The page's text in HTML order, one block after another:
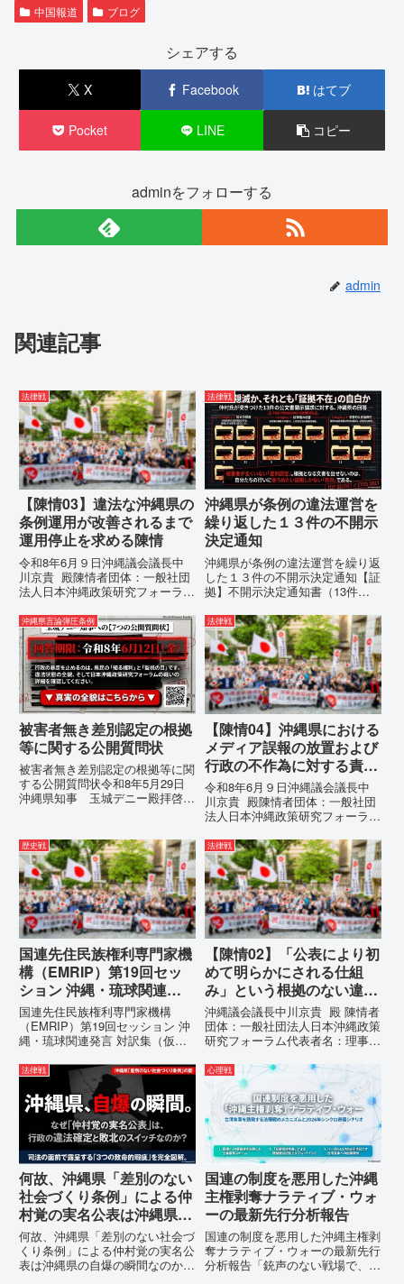
中国報道 ブログ
シェアする
X Facebook はてブ
Pocket LINE コピー
adminをフォローする
admin
関連記事
法律戦
【陳情03】違法な沖縄県の
条例運用が改善されるまで
運用停止を求める陳情
令和8年6月９日沖縄議会議長中
川京貴 殿陳情者団体：一般社団
法人日本沖縄政策研究フォーラム
所：沖縄県那覇市電 話：080-違
法な沖縄県の条例運用が改善され
るまで運用停止を求める陳情陳情
の趣旨沖縄県は、「沖縄県...
法律戦
沖縄県が条例の違法運営を
繰り返した１３件の不開示
決定通知
沖縄県が条例の違法運営を繰り返
した１３件の不開示決定通知【証
拠】不開示決定通知書（13件）
が請求した「差別認定の根拠」に
対し、県は全て非開示・存否応答
拒否を突きつけました。これは、
彼らが行政手続きの正当性を失
っ...
沖縄県言論弾圧条例
被害者無き差別認定の根拠
等に関する公開質問状
被害者無き差別認定の根拠等に関
する公開質問状令和8年5月29日
沖縄県知事 玉城デニー殿拝啓貴
ます。私は、適正な意見陳述（弁
明）を行うにあたり、沖縄県行政
手続条例第28条で定められた...
法律戦
【陳情04】沖縄県における
メディア誤報の放置および
行政の不作為に対する責任
追及と再発防止策を求める
陳情
令和8年6月９日沖縄議会議長中
川京貴 殿陳情者団体：一般社団
法人日本沖縄政策研究フォーラム
所：沖縄県那覇市電 話：080-
【陳情03】沖縄県におけるメデ
ィア誤報の放置および行政の不作
為に対する責任追及と再発防...
歴史戦
国連先住民族権利専門家機
構（EMRIP）第19回セッ
ション 沖縄・琉球関連発
言 対訳集（仮訳）
国連先住民族権利専門家機構
（EMRIP）第19回セッション 沖
縄・琉球関連発言 対訳集（仮
（EMRIP）の各会合において行
われた、沖縄・琉球の先住民族指
定、PFAS（有機フッ素化合物）
問題、米軍基地、伝統文化（...
法律戦
【陳情02】「公表により初
めて明らかにされる仕組
み」という根拠のない違法
運用の指摘と条例運用の停
止を求める陳情書
沖縄議会議長中川京貴 殿 陳情者
団体：一般社団法人日本沖縄政策
研究フォーラム代表者名：理事
市電 話：080- 「公表により初
めて明らかにされる仕組み」とい
う根拠のない違法運用の指摘と条
例運用の停止を求める陳情...
法律戦
何故、沖縄県「差別のない
社会づくり条例」による仲
村覚の実名公表は沖縄県の
自爆の瞬間なのか？その3
つの理由。
何故、沖縄県「差別のない社会づ
くり条例」による仲村覚の実名公
表は沖縄県の自爆の瞬間なのか？
心理戦
国連の制度を悪用した沖縄
主権剥奪ナラティブ・ウォ
ーの最新先行分析報告
国連の制度を悪用した沖縄主権剥
奪ナラティブ・ウォーの最新先行
分析報告「銃声のない戦場で、日